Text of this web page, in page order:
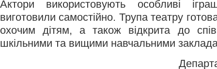
Актори використовують особливі
виготовили самостійно. Трупа театру
охочим дітям, а також відкрита до
шкільними та вищими навчальними